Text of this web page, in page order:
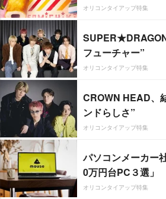
オリコンタイアップ特集
フューチャー”
オリコンタイアップ特集
CROWN HEAD、
ンドらしさ”
オリコンタイアップ特集
パソコンメーカー
0万円台PC３選」
オリコンタイアップ特集